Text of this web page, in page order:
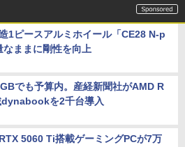
1ピースアルミホイール「CE28 N-p
ままに剛性を向上
でも予算内。産経新聞社がAMD R
を2千台導入
5060 Ti搭載ゲーミングPCが7万